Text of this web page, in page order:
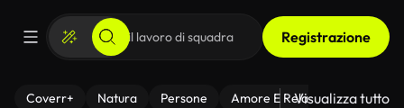
Registrazione
Coverr+ Natura Persone Amore E Relazioni Il
Visualizza tutto